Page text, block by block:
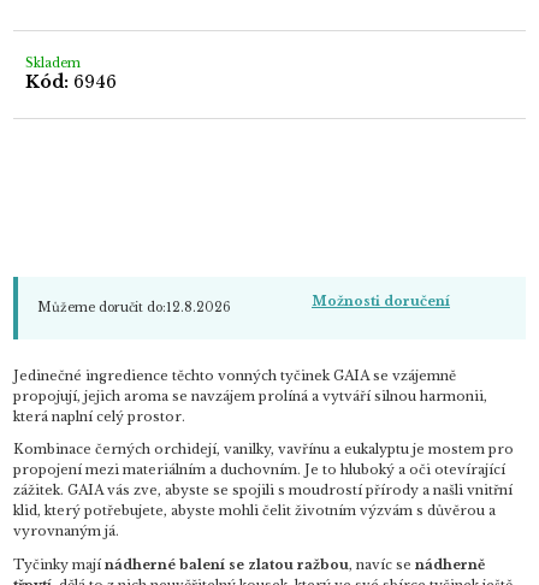
Skladem
Kód: 6946
Můžeme doručit do:12.8.2026 Možnosti doručení
Jedinečné ingredience těchto vonných tyčinek GAIA se vzájemně
propojují, jejich aroma se navzájem prolíná a vytváří silnou harmonii,
která naplní celý prostor.
Kombinace černých orchidejí, vanilky, vavřínu a eukalyptu je mostem pro
propojení mezi materiálním a duchovním. Je to hluboký a oči otevírající
zážitek. GAIA vás zve, abyste se spojili s moudrostí přírody a našli vnitřní
klid, který potřebujete, abyste mohli čelit životním výzvám s důvěrou a
vyrovnaným já.
Tyčinky majínádherné balení se zlatou ražbou, navíc senádherně